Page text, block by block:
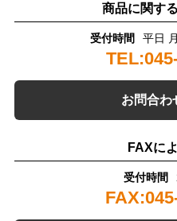
商品に関す
受付時間 平日
お問合わ
FAXに
受付時間